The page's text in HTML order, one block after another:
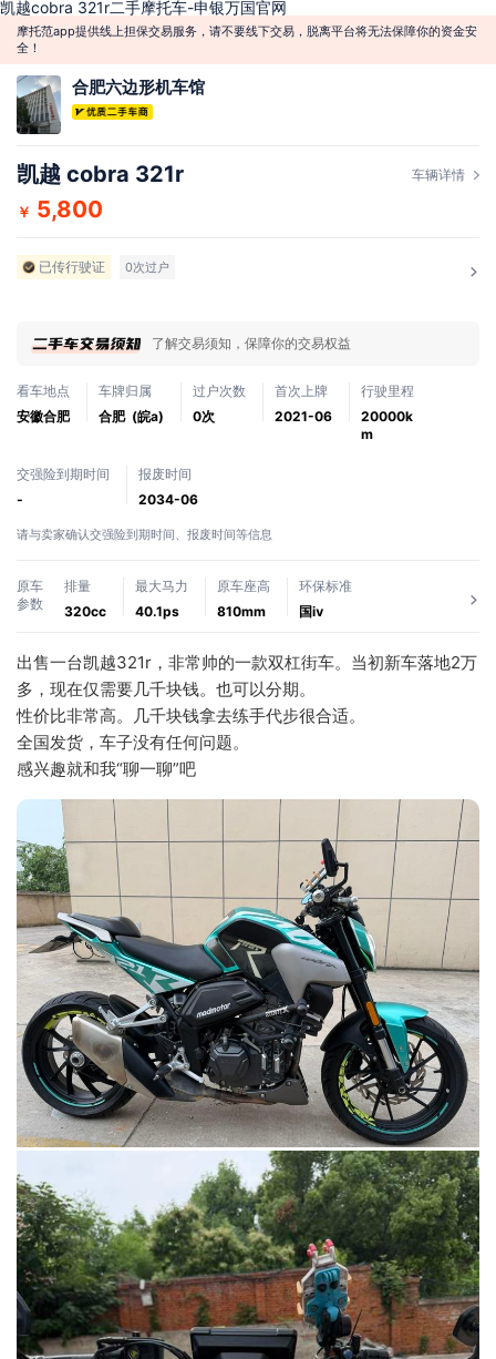
凯越cobra 321r二手摩托车-申银万国官网
摩托范app提供线上担保交易服务，请不要线下交易，脱离平台将无法保障你的资金安
全！
合肥六边形机车馆
凯越 cobra 321r 车辆详情
￥ 5,800
已传行驶证 0次过户
了解交易须知，保障你的交易权益
看车地点
安徽合肥
车牌归属
合肥 (皖a)
过户次数
0次
首次上牌
2021-06
行驶里程
20000k
m
交强险到期时间
-
报废时间
2034-06
请与卖家确认交强险到期时间、报废时间等信息
原车
参数
排量
320cc
最大马力
40.1ps
原车座高
810mm
环保标准
国ⅳ
出售一台凯越321r，非常帅的一款双杠街车。当初新车落地2万
多，现在仅需要几千块钱。也可以分期。
性价比非常高。几千块钱拿去练手代步很合适。
全国发货，车子没有任何问题。
感兴趣就和我“聊一聊”吧